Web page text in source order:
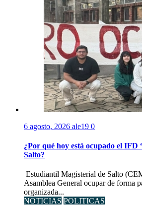
6 agosto, 2026 ale19 0
¿Por qué hoy está ocupado el IFD
Salto?
Estudiantil Magisterial de Salto
Asamblea General ocupar de forma
organizada...
NOTICIAS POLITICAS